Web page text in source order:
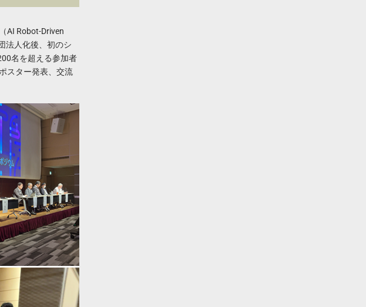
AI Robot-Driven
法人化後、初のシ
名を超える参加者
スター発表、交流